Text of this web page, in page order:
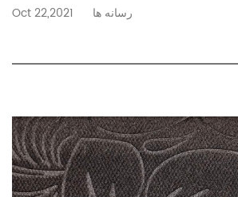
Oct 22,2021
رسانه ها